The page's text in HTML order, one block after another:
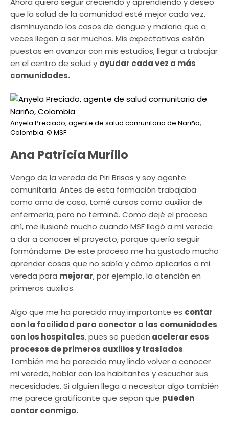
que la salud de la comunidad esté mejor cada vez,
disminuyendo los casos de dengue y malaria que a
veces llegan a ser muchos. Mis expectativas están
puestas en avanzar con mis estudios, llegar a trabajar
en el centro de salud y ayudar cada vez a más
comunidades.
Anyela Preciado, agente de salud comunitaria de Nariño,
Colombia. © MSF.
Ana Patricia Murillo
Vengo de la vereda de Piri Brisas y soy agente
comunitaria. Antes de esta formación trabajaba
como ama de casa, tomé cursos como auxiliar de
enfermería, pero no terminé. Como dejé el proceso
ahí, me ilusioné mucho cuando MSF llegó a mi vereda
a dar a conocer el proyecto, porque quería seguir
formándome. De este proceso me ha gustado mucho
aprender cosas que no sabía y cómo aplicarlas a mi
vereda para mejorar, por ejemplo, la atención en
primeros auxilios.
Algo que me ha parecido muy importante es contar
con la facilidad para conectar a las comunidades
con los hospitales, pues se pueden acelerar esos
procesos de primeros auxilios y traslados.
También me ha parecido muy lindo volver a conocer
mi vereda, hablar con los habitantes y escuchar sus
necesidades. Si alguien llega a necesitar algo también
me parece gratificante que sepan que pueden
contar conmigo.